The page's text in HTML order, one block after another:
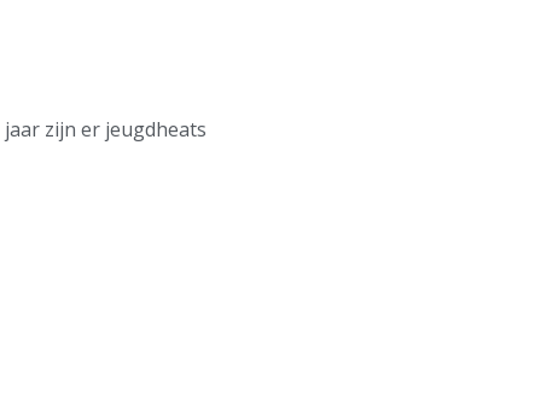
zijn er jeugdheats